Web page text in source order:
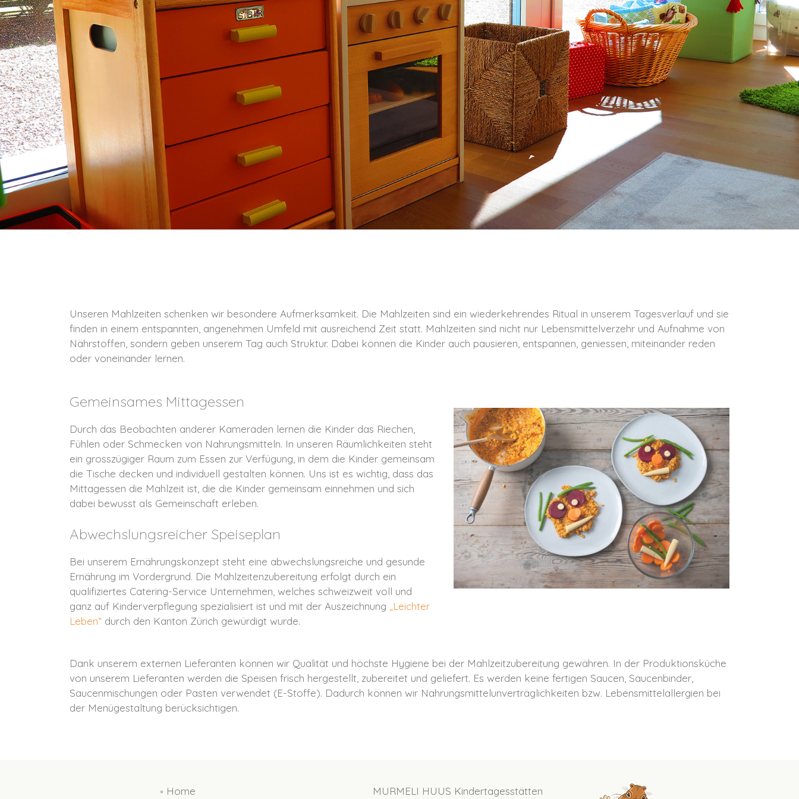
Unseren Mahlzeiten schenken wir besondere Aufmerksamkeit. Die Mahlzeiten sind ein wiederkehrendes Ritual in unserem Tagesverlauf und sie
finden in einem entspannten, angenehmen Umfeld mit ausreichend Zeit statt. Mahlzeiten sind nicht nur Lebensmittelverzehr und Aufnahme von
Nährstoffen, sondern geben unserem Tag auch Struktur. Dabei können die Kinder auch pausieren, entspannen, geniessen, miteinander reden
oder voneinander lernen.
Gemeinsames Mittagessen
Durch das Beobachten anderer Kameraden lernen die Kinder das Riechen,
Fühlen oder Schmecken von Nahrungsmitteln. In unseren Räumlichkeiten steht
ein grosszügiger Raum zum Essen zur Verfügung, in dem die Kinder gemeinsam
die Tische decken und individuell gestalten können. Uns ist es wichtig, dass das
Mittagessen die Mahlzeit ist, die die Kinder gemeinsam einnehmen und sich
dabei bewusst als Gemeinschaft erleben.
Abwechslungsreicher Speiseplan
Bei unserem Ernährungskonzept steht eine abwechslungsreiche und gesunde
Ernährung im Vordergrund. Die Mahlzeitenzubereitung erfolgt durch ein
qualifiziertes Catering-Service Unternehmen, welches schweizweit voll und
ganz auf Kinderverpflegung spezialisiert ist und mit der Auszeichnung
„Leichter
Leben“ durch den Kanton Zürich gewürdigt wurde.
Dank unserem externen Lieferanten können wir Qualität und höchste Hygiene bei der Mahlzeitzubereitung gewähren. In der Produktionsküche
von unserem Lieferanten werden die Speisen frisch hergestellt, zubereitet und geliefert. Es werden keine fertigen Saucen, Saucenbinder,
Saucenmischungen oder Pasten verwendet (E-Stoffe). Dadurch können wir Nahrungsmittelunverträglichkeiten bzw. Lebensmittelallergien bei
der Menügestaltung berücksichtigen.
◦ Home MURMELI HUUS Kindertagesstätten